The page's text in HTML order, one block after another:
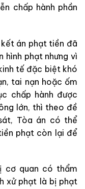
chấp hành phần
án phạt tiền đã
hình phạt nhưng vì
tế đặc biệt khó
tai nạn hoặc ốm
chấp hành được
lớn, thì theo đề
Tòa án có thể
phạt còn lại để
cơ quan có thẩm
xử phạt là bị phạt